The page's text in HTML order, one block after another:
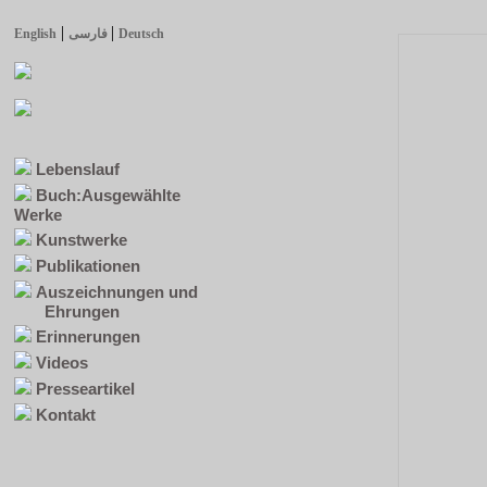
English | | Deutsch
Lebenslauf
Buch:Ausgewählte
Werke
Kunstwerke
Publikationen
Auszeichnungen und
Ehrungen
Erinnerungen
Videos
Presseartikel
Kontakt